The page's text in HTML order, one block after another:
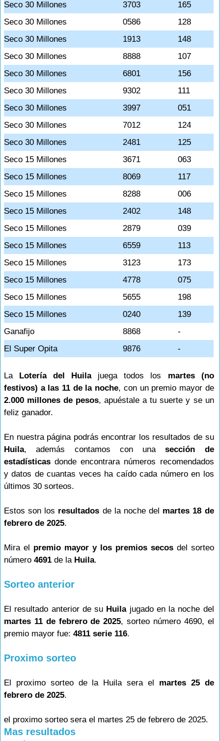
Seco 30 Millones
3703
165
Seco 30 Millones
0586
128
Seco 30 Millones
1913
148
Seco 30 Millones
8888
107
Seco 30 Millones
6801
156
Seco 30 Millones
9302
111
Seco 30 Millones
3997
051
Seco 30 Millones
7012
124
Seco 30 Millones
2481
125
Seco 15 Millones
3671
063
Seco 15 Millones
8069
117
Seco 15 Millones
8288
006
Seco 15 Millones
2402
148
Seco 15 Millones
2879
039
Seco 15 Millones
6559
113
Seco 15 Millones
3123
173
Seco 15 Millones
4778
075
Seco 15 Millones
5655
198
Seco 15 Millones
0240
139
Ganafijo
8868
-
El Super Opita
9876 -
La Lotería del Huilajuega todos los martes (no
festivos) a las 11 de la noche, con un premio mayor de
2.000 millones de pesos, apuéstale a tu suerte y se un
feliz ganador.
En nuestra página podrás encontrar los resultados de su
Huila, además contamos con unasección de
estadísticas donde encontrara números recomendados
y datos de cuantas veces ha caído cada número en los
últimos 30 sorteos.
Estos son los resultados de la noche del martes 18 de
febrero de 2025.
Mira el premio mayor y los premios secosdel sorteo
número 4691 de la Huila.
Sorteo anterior
El resultado anterior de su Huilajugado en la noche del
martes 11 de febrero de 2025, sorteo número 4690, el
premio mayor fue: 4811 serie 116.
Proximo sorteo
El proximo sorteo de la Huila sera el martes 25 de
febrero de 2025.
el proximo sorteo sera el martes 25 de febrero de 2025.
Mas resultados